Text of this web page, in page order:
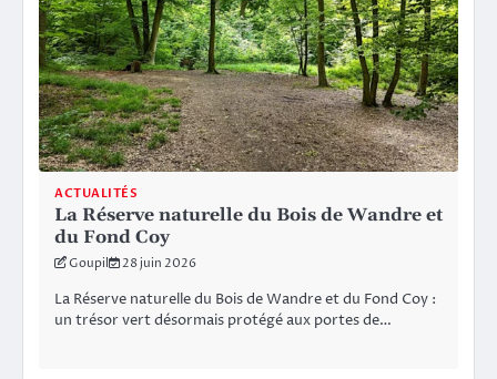
ACTUALITÉS
La Réserve naturelle du Bois de Wandre et
du Fond Coy
Goupil 28 juin 2026
La Réserve naturelle du Bois de Wandre et du Fond Coy :
un trésor vert désormais protégé aux portes de…